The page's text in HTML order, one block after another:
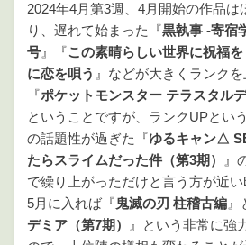
2024年4月第3週、4月開始の作品は
り、遅れて始まった『黒執事 -寄宿
号』『この素晴らしい世界に祝福を
に恋を唄う 』などが大きくランクを
『ポケットモンスター テラスタル
ということですが、ランクUPとい
の話題性が過ぎた『ゆるキャン△
たらスライムだった件（第3期）
』
で繰り上がっただけと言う方が近い
5月に入れば『鬼滅の刃 柱稽古編』
デミア（第7期）
』という非常に強